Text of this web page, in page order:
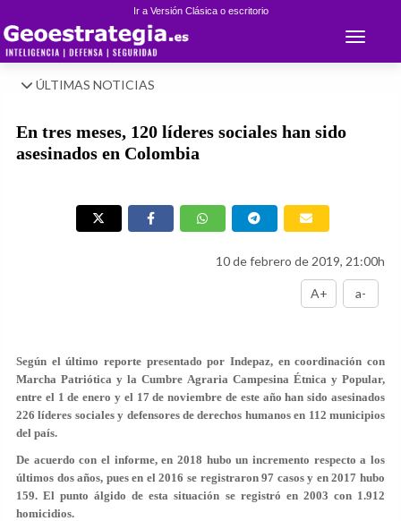
Ir a Versión Clásica o escritorio
Toggle
ÚLTIMAS NOTICIAS
En tres meses, 120 líderes sociales han sido
asesinados en Colombia
10 de febrero de 2019, 21:00h
A+ a-
Según el último reporte presentado por Indepaz, en coordinación con
Marcha Patriótica y la Cumbre Agraria Campesina Étnica y Popular,
entre el 1 de enero y el 17 de noviembre de este año han sido asesinados
226 líderes sociales y defensores de derechos humanos en 112 municipios
del país.
De acuerdo con el informe, en 2018 hubo un incremento respecto a los
últimos dos años, pues en el 2016 se registraron 97 casos y en 2017 hubo
159. El punto álgido de esta situación se registró en 2003 con 1.912
homicidios.